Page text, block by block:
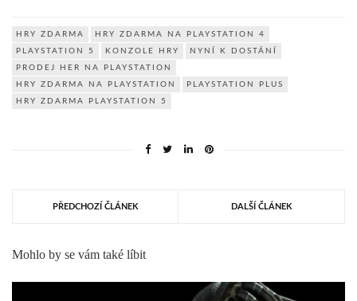
HRY ZDARMA HRY ZDARMA NA PLAYSTATION 4
PLAYSTATION 5 KONZOLE HRY NYNÍ K DOSTÁNÍ
PRODEJ HER NA PLAYSTATION
HRY ZDARMA NA PLAYSTATION PLAYSTATION PLUS
HRY ZDARMA PLAYSTATION 5
PŘEDCHOZÍ ČLÁNEK DALŠÍ ČLÁNEK
Mohlo by se vám také líbit